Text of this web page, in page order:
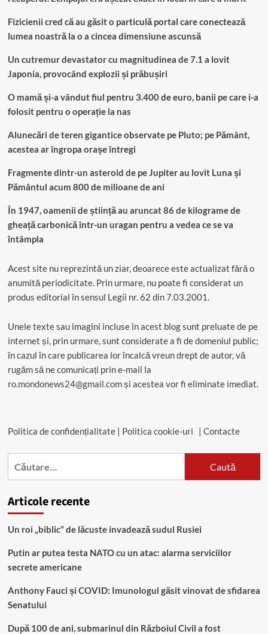
Fizicienii cred că au găsit o particulă portal care conectează
lumea noastră la o a cincea dimensiune ascunsă
Un cutremur devastator cu magnitudinea de 7.1 a lovit
Japonia, provocând explozii și prăbușiri
O mamă și-a vândut fiul pentru 3.400 de euro, banii pe care i-a
folosit pentru o operație la nas
Alunecări de teren gigantice observate pe Pluto; pe Pământ,
acestea ar îngropa orașe întregi
Fragmente dintr-un asteroid de pe Jupiter au lovit Luna și
Pământul acum 800 de milioane de ani
În 1947, oamenii de știință au aruncat 86 de kilograme de
gheață carbonică într-un uragan pentru a vedea ce se va
întâmpla
Acest site nu reprezintă un ziar, deoarece este actualizat fără o
anumită periodicitate. Prin urmare, nu poate fi considerat un
produs editorial în sensul Legii nr. 62 din 7.03.2001.
Unele texte sau imagini incluse în acest blog sunt preluate de pe
internet și, prin urmare, sunt considerate a fi de domeniul public;
în cazul în care publicarea lor încalcă vreun drept de autor, vă
rugăm să ne comunicați prin e-mail la
ro.mondonews24@gmail.comși acestea vor fi eliminate imediat.
Politica de confidențialitate| Politica cookie-uri | Contacte
Caută
Articole recente
Un roi „biblic” de lăcuste invadează sudul Rusiei
Putin ar putea testa NATO cu un atac: alarma serviciilor
secrete americane
Anthony Fauci și COVID: Imunologul găsit vinovat de sfidarea
Senatului
După 100 de ani, submarinul din Războiul Civil a fost